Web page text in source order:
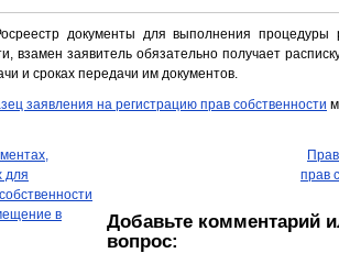
документы для выполнения процедуры
взамен заявитель обязательно получает
и сроках передачи им документов.
заявления на регистрацию прав собственности
для
в
прав
Добавьте комментарий
вопрос: